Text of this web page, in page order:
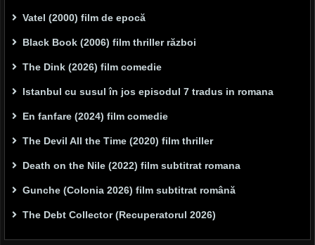
Vatel (2000) film de epocă
Black Book (2006) film thriller război
The Dink (2026) film comedie
Istanbul cu susul în jos episodul 7 tradus in romana
En fanfare (2024) film comedie
The Devil All the Time (2020) film thriller
Death on the Nile (2022) film subtitrat romana
Gunche (Colonia 2026) film subtitrat română
The Debt Collector (Recuperatorul 2026)